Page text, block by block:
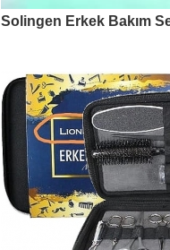
Solingen Erkek Bakım